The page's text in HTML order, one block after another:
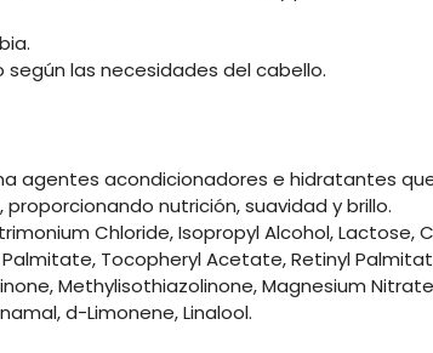
las necesidades del cabello.
agentes acondicionadores e hidratantes
nutrición, suavidad y brillo.
Chloride, Isopropyl Alcohol, Lactose,
Palmitate, Tocopheryl Acetate, Retinyl
Methylisothiazolinone, Magnesium
d-Limonene, Linalool.